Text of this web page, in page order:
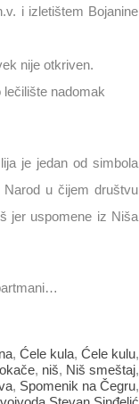
i izletištem Bojanine
nije otkriven.
nadomak
je jedan od simbola
u čijem društvu
jer uspomene iz Niša
, Ćele kula, Ćele kulu,
, niš, Niš smeštaj,
, Spomenik na Čegru,